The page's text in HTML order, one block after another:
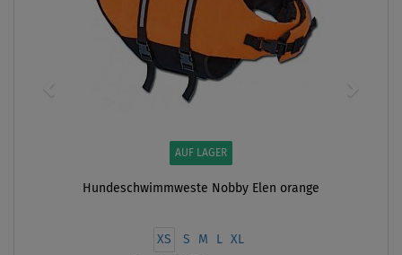
AUF LAGER
Hundeschwimmweste Nobby Elen orange
XS S M L XL